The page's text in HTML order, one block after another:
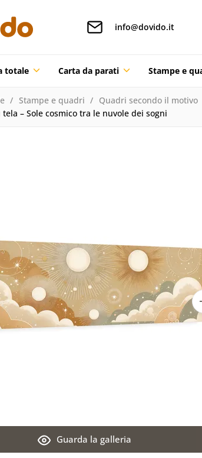
info@dovido.it
totale Carta da parati Stampe e
Stampe e quadri Quadri secondo il motivo
– Sole cosmico tra le nuvole dei sogni
Guarda la galleria